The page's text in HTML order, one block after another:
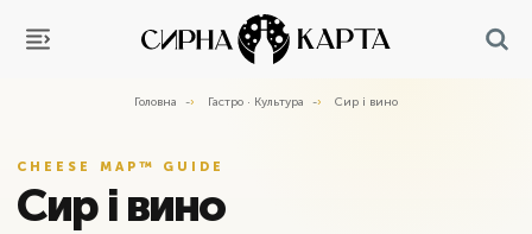
Головна Гастро · Культура Сир і вино
CHEESE MAP™ GUIDE
Сир і вино